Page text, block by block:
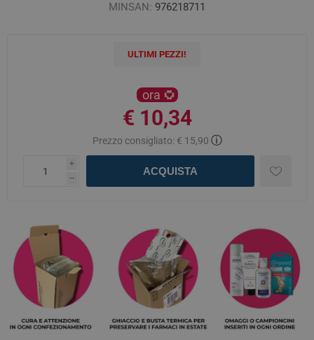
MINSAN: 976218711
ULTIMI PEZZI!
ora
€ 10,34
Prezzo consigliato: € 15,90 ⓘ
i
h
ACQUISTA